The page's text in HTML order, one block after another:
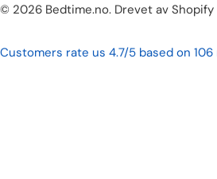
© 2026 Bedtime.no. Drevet av Shopify
Betalingsmetoder
Customers rate us 4.7/5 based on 106